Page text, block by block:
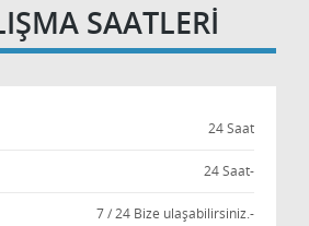
SAATLERI
24 Saat
24 Saat-
7 / 24 Bize ulaşabilirsiniz.-